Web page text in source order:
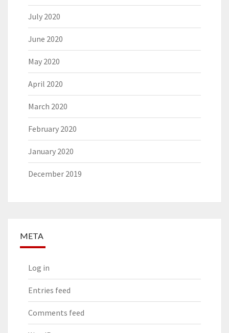
July 2020
June 2020
May 2020
April 2020
March 2020
February 2020
January 2020
December 2019
META
Log in
Entries feed
Comments feed